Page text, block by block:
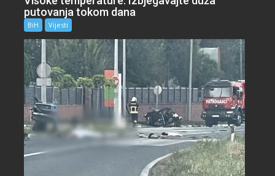
putovanja tokom dana
BiH Vijesti